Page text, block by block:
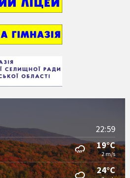
22:59
19°C
2 m/s
24°C